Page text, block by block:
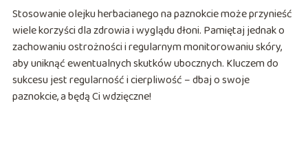
Stosowanie olejku herbacianego na paznokcie może przynieść
wiele korzyści dla zdrowia i wyglądu dłoni. Pamiętaj jednak o
zachowaniu ostrożności i regularnym monitorowaniu skóry,
aby uniknąć ewentualnych skutków ubocznych. Kluczem do
sukcesu jest regularność i cierpliwość – dbaj o swoje
paznokcie, a będą Ci wdzięczne!